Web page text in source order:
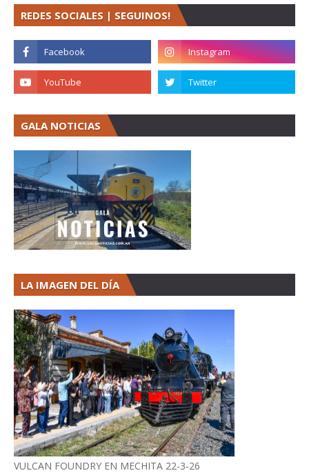
REDES SOCIALES | SEGUINOS!
GALA NOTICIAS
LA IMAGEN DEL DÍA
VULCAN FOUNDRY EN MECHITA 22-3-26